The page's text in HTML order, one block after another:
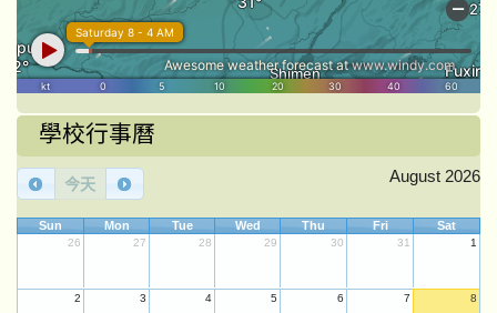
學校行事曆
今天 August 2026
Sun Mon Tue Wed Thu Fri Sat
26 27 28 29 30 31 1
2 3 4 5 6 7 8